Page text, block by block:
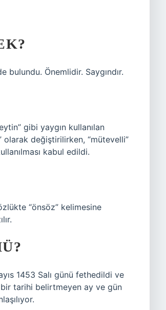
bulundu. Önemlidir. Saygındır.
gibi yaygın kullanılan
olarak değiştirilirken, “mütevelli”
kabul edildi.
“önsöz” kelimesine
1453 Salı günü fethedildi ve
tarihi belirtmeyen ay ve gün